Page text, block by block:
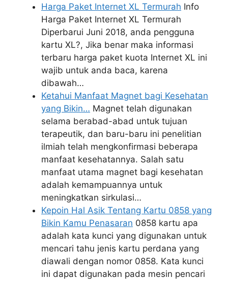
Harga Paket Internet XL Termurah Info
Harga Paket Internet XL Termurah
Diperbarui Juni 2018, anda pengguna
kartu XL?, Jika benar maka informasi
terbaru harga paket kuota Internet XL ini
wajib untuk anda baca, karena
dibawah…
Ketahui Manfaat Magnet bagi Kesehatan
yang Bikin… Magnet telah digunakan
selama berabad-abad untuk tujuan
terapeutik, dan baru-baru ini penelitian
ilmiah telah mengkonfirmasi beberapa
manfaat kesehatannya. Salah satu
manfaat utama magnet bagi kesehatan
adalah kemampuannya untuk
meningkatkan sirkulasi…
Kepoin Hal Asik Tentang Kartu 0858 yang
Bikin Kamu Penasaran 0858 kartu apa
adalah kata kunci yang digunakan untuk
mencari tahu jenis kartu perdana yang
diawali dengan nomor 0858. Kata kunci
ini dapat digunakan pada mesin pencari